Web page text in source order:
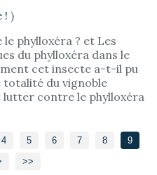
! )
le phylloxéra ? et Les
du phylloxéra dans le
cet insecte a-t-il pu
du vignoble
lutter contre le phylloxéra
4 5 6 7 8
9
>>